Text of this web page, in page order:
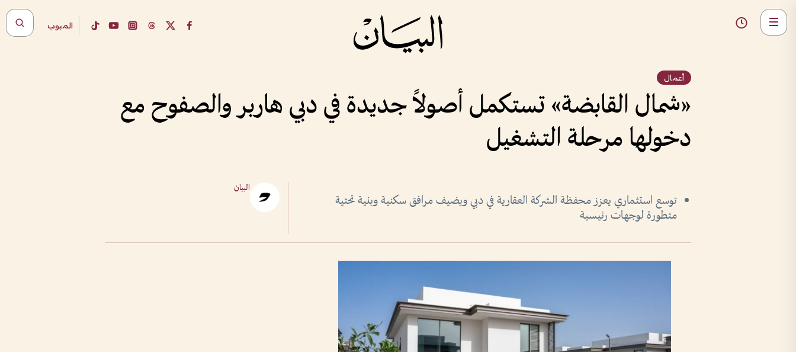
المبوب
أعمال
«شمال القابضة» تستكمل أصولاً جديدة في دبي هاربر والصفوح مع
دخولها مرحلة التشغيل
توسع استثماري يعزز محفظة الشركة العقارية في دبي ويضيف مرافق سكنية وبنية تحتية
متطورة لوجهات رئيسية
البيان